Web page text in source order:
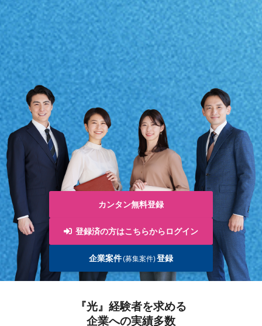
カンタン無料登録
登録済の方はこちらからログイン
企業案件(募集案件)登録
『光』経験者を求める
企業への実績多数